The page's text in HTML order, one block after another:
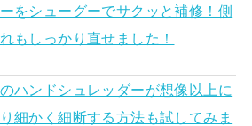
をシューグーでサクッと補修！側
もしっかり直せました！
ハンドシュレッダーが想像以上に
細かく細断する方法も試してみま